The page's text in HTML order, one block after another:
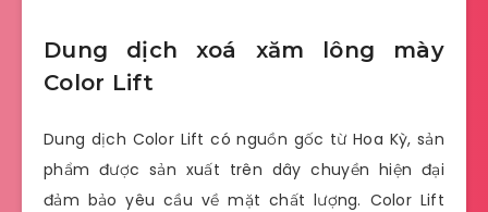
Dung dịch xoá xăm lông mày
Color Lift
Dung dịch Color Lift có nguồn gốc từ Hoa Kỳ, sản
phẩm được sản xuất trên dây chuyền hiện đại
đảm bảo yêu cầu về mặt chất lượng. Color Lift